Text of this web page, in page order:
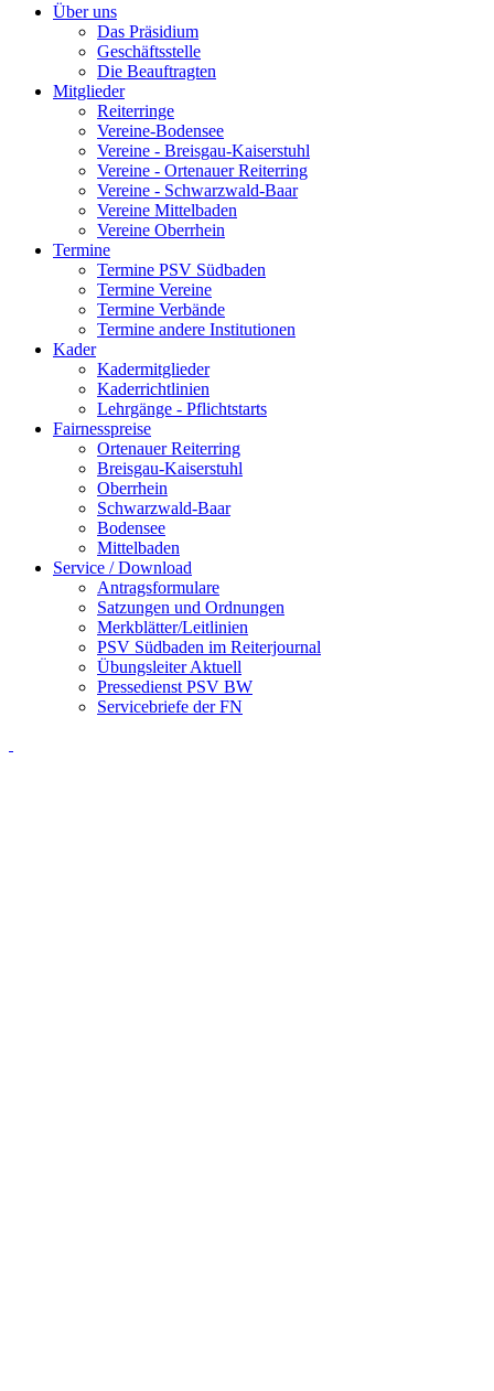
Über uns
Das Präsidium
Geschäftsstelle
Die Beauftragten
Mitglieder
Reiterringe
Vereine-Bodensee
Vereine - Breisgau-Kaiserstuhl
Vereine - Ortenauer Reiterring
Vereine - Schwarzwald-Baar
Vereine Mittelbaden
Vereine Oberrhein
Termine
Termine PSV Südbaden
Termine Vereine
Termine Verbände
Termine andere Institutionen
Kader
Kadermitglieder
Kaderrichtlinien
Lehrgänge - Pflichtstarts
Fairnesspreise
Ortenauer Reiterring
Breisgau-Kaiserstuhl
Oberrhein
Schwarzwald-Baar
Bodensee
Mittelbaden
Service / Download
Antragsformulare
Satzungen und Ordnungen
Merkblätter/Leitlinien
PSV Südbaden im Reiterjournal
Übungsleiter Aktuell
Pressedienst PSV BW
Servicebriefe der FN